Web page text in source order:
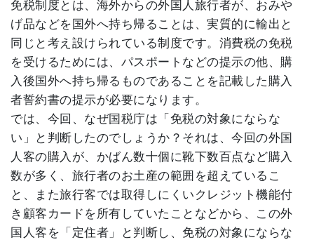
免税制度とは、海外からの外国人旅行者が、おみや
げ品などを国外へ持ち帰ることは、実質的に輸出と
同じと考え設けられている制度です。消費税の免税
を受けるためには、パスポートなどの提示の他、購
入後国外へ持ち帰るものであることを記載した購入
者誓約書の提示が必要になります。
では、今回、なぜ国税庁は「免税の対象にならな
い」と判断したのでしょうか？それは、今回の外国
人客の購入が、かばん数十個に靴下数百点など購入
数が多く、旅行者のお土産の範囲を超えているこ
と、また旅行客では取得しにくいクレジット機能付
き顧客カードを所有していたことなどから、この外
国人客を「定住者」と判断し、免税の対象にならな